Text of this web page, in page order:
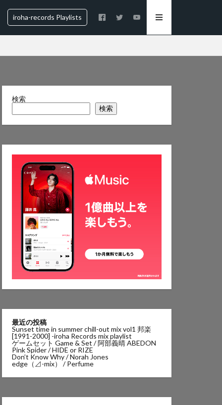
iroha-records Playlists
検索
検索
最近の投稿
Sunset time in summer chill-out mix vol1 邦楽
[1991-2000] -iroha Records mix playlist
ゲームセット Game & Set / 阿部義晴 ABEDON
Pink Spider / HIDE or RIZE
Don’t Know Why / Norah Jones
edge（⊿-mix） / Perfume